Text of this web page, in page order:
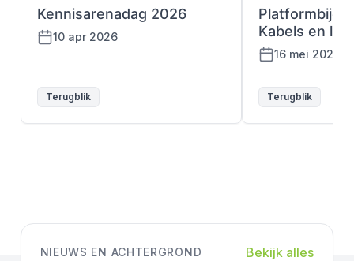
Kennisarenadag 2026
10 apr 2026
Terugblik
Kabels en
16 mei 2024
Terugblik
NIEUWS EN ACHTERGROND Bekijk alles